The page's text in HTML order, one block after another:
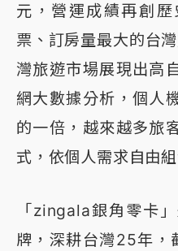
元，營運成績再創
票、訂房量最大的台
灣旅遊市場展現出高
網大數據分析，個人
的一倍，越來越多旅
式，依個人需求自由
「zingala銀角零卡
牌，深耕台灣25年，